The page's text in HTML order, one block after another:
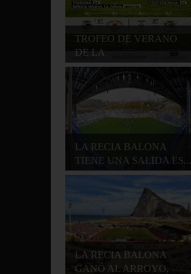
TROFEO DE VERANO
DE LA
MANCOMUNIDAD...
LA RECIA BALONA
TIENE UNA SALIDA ES...
LA RECIA BALONA
GANÓ AL ARROYO,